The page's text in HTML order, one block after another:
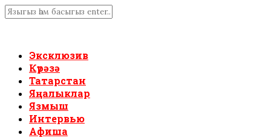
Эксклюзив
Күрәзә
Татарстан
Яңалыклар
Язмыш
Интервью
Афиша